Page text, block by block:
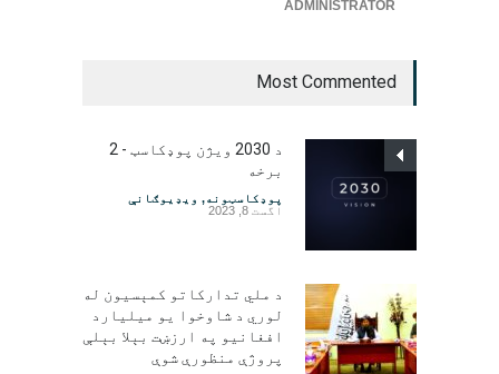
ADMINISTRATOR
Most Commented
د 2030 ویژن پوډکاسټ - 2
برخه
پوډکاسټونه, ویډیوګانې
اگست 8, 2023
د ملي تدارکاتو کمېسیون له
لوري د شاوخوا یو میلیارد
افغانیو په ارزښت بېلا بېلې
پروژې منظورې شوې